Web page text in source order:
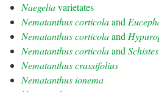
Naegeliavarietates
Nematanthus corticolaand
Nematanthus corticolaand
Nematanthus corticolaand
Nematanthus crassifolius
Nematanthus ionema